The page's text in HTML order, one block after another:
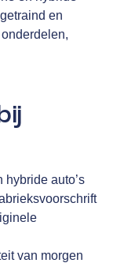
en
auto’s
van morgen